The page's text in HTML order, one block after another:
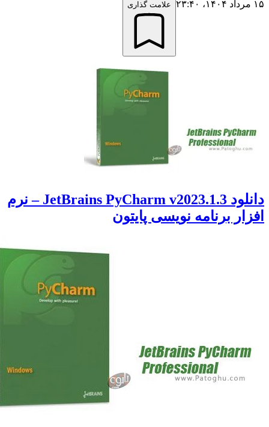
علامت گذاری
دانلود JetBrains PyCharm v2023.1.3 – نرم
برنامه نویسی پایتون